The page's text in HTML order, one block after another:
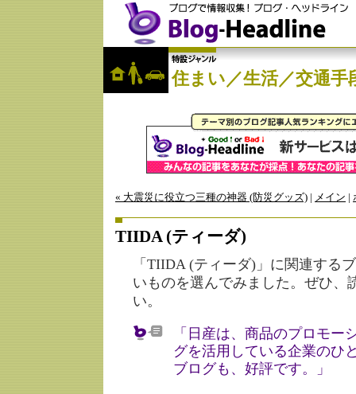
住まい／生活／交通手
« 大震災に役立つ三種の神器 (防災グッズ) メイン
TIIDA (ティーダ)
「TIIDA (ティーダ)」に関連する
いものを選んでみました。ぜひ、
い。
「日産は、商品のプロモー
グを活用している企業のひ
ブログも、好評です。」